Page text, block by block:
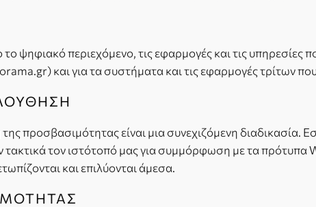
ψηφιακό περιεχόμενο, τις εφαρμογές και τις
και για τα συστήματα και τις εφαρμογές τρίτων
προσβασιμότητας είναι μια συνεχιζόμενη διαδικασία.
τον ιστότοπό μας για συμμόρφωση με τα πρότυπα
και επιλύονται άμεσα.